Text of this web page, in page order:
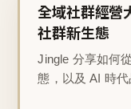
全域社群經營
社群新生態
Jingle 分享如何
態，以及 AI 時代